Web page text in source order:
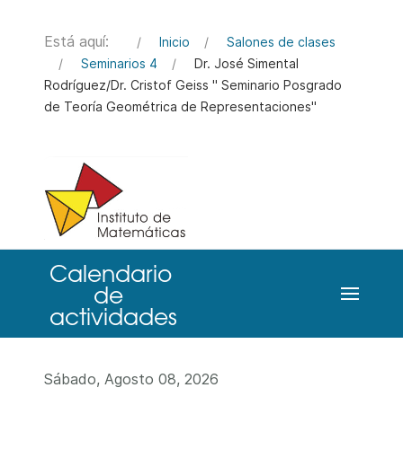
Está aquí: Inicio
Salones de clases
Seminarios 4
Dr. José Simental
Rodríguez/Dr. Cristof Geiss " Seminario Posgrado
de Teoría Geométrica de Representaciones"
Sábado, Agosto 08, 2026